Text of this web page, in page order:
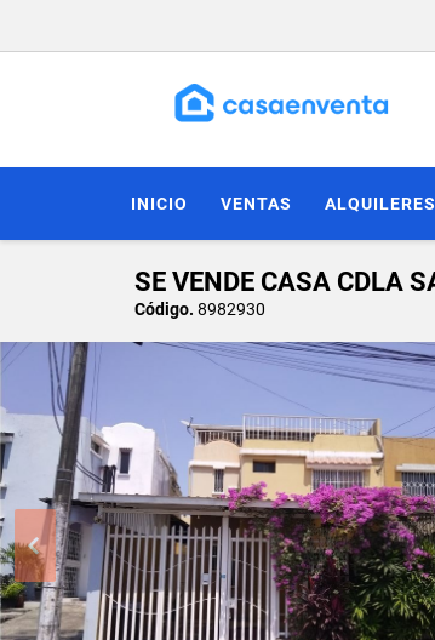
INICIO VENTAS ALQUILERES
SE VENDE CASA CDLA
Código. 8982930